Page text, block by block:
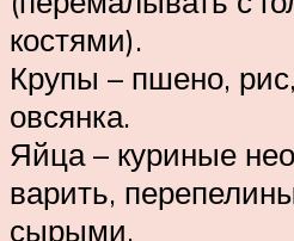
костями).
Крупы – пшено,
овсянка.
Яйца – куриные
варить,
сырыми.